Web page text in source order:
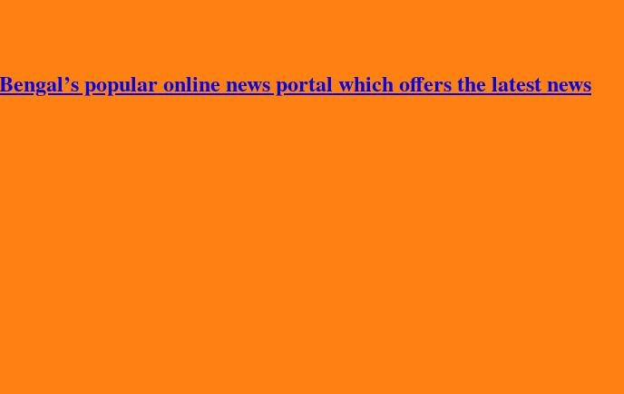
popular online news portal which offers the latest news